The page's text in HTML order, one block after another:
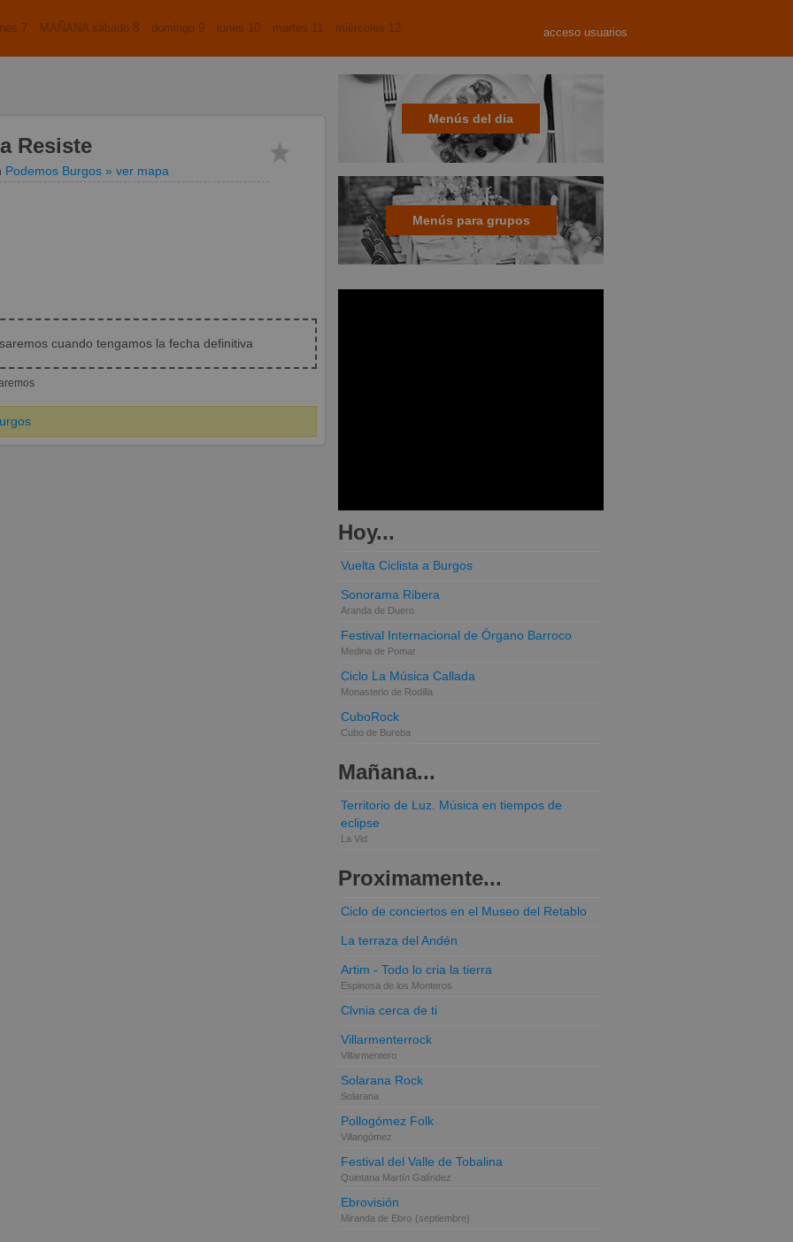
acceso usuarios
7 MAÑANA sábado 8 domingo 9 lunes 10 martes 11 miércoles 12
Resiste
Podemos Burgos » ver mapa
cuando tengamos la fecha definitiva
Menús del dia
Menús para grupos
Hoy...
Vuelta Ciclista a Burgos
Sonorama Ribera
Aranda de Duero
Festival Internacional de Órgano Barroco
Medina de Pomar
Ciclo La Música Callada
Monasterio de Rodilla
CuboRock
Cubo de Bureba
Mañana...
Territorio de Luz. Música en tiempos de
eclipse
La Vid
Proximamente...
Ciclo de conciertos en el Museo del Retablo
La terraza del Andén
Artim - Todo lo cria la tierra
Espinosa de los Monteros
Clvnia cerca de ti
Villarmenterrock
Villarmentero
Solarana Rock
Solarana
Pollogómez Folk
Villangómez
Festival del Valle de Tobalina
Quintana Martín Galíndez
Ebrovisión
Miranda de Ebro (septiembre)